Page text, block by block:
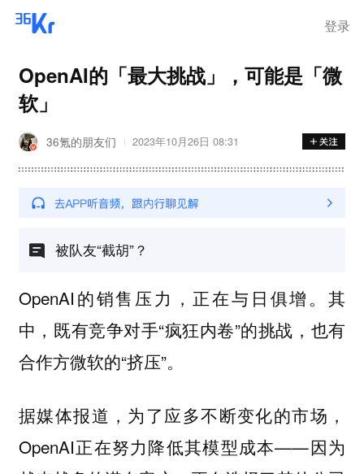
登录
OpenAI的「最大挑战」，可能是「微
软」
36氪的朋友们 2023年10月26日 08:31
被队友“截胡”？
OpenAI的销售压力，正在与日俱增。其
中，既有竞争对手“疯狂内卷”的挑战，也有
合作方微软的“挤压”。
据媒体报道，为了应多不断变化的市场，
OpenAI正在努力降低其模型成本——因为